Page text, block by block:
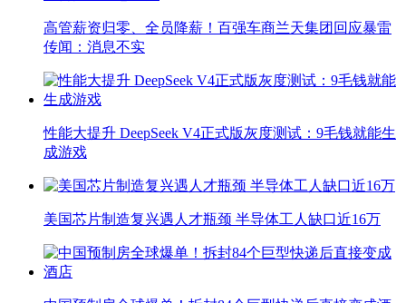
高管薪资归零、全员降薪！百强车商兰天集团回应暴雷
传闻：消息不实
性能大提升 DeepSeek V4正式版灰度测试：9毛钱就能生
成游戏
美国芯片制造复兴遇人才瓶颈 半导体工人缺口近16万